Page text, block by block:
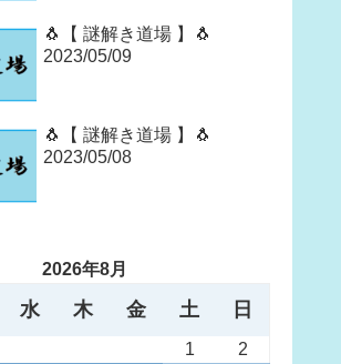
🐧【 謎解き道場 】🐧
2023/05/09
🐧【 謎解き道場 】🐧
2023/05/08
2026年8月
水 木 金 土 日
1
2